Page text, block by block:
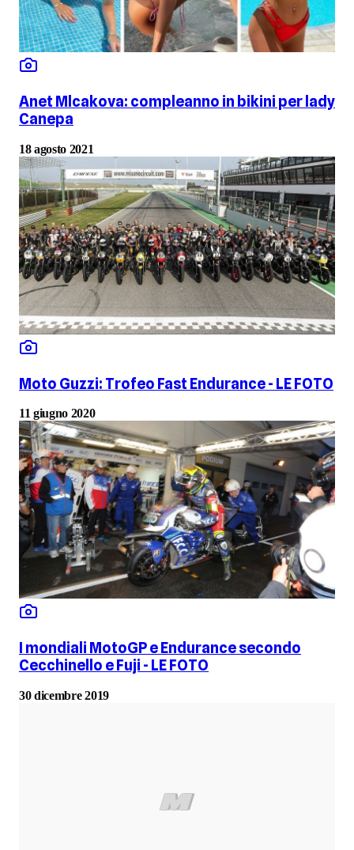
Anet Mlcakova: compleanno in bikini per lady
Canepa
18 agosto 2021
Moto Guzzi: Trofeo Fast Endurance - LE FOTO
11 giugno 2020
I mondiali MotoGP e Endurance secondo
Cecchinello e Fuji - LE FOTO
30 dicembre 2019